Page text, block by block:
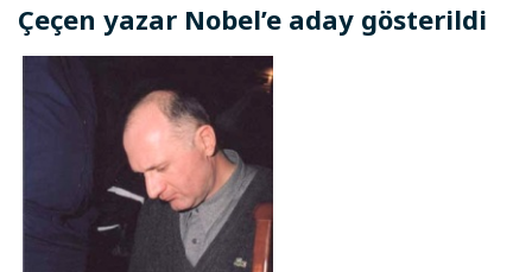
Çeçen yazar Nobel’e aday gösterildi